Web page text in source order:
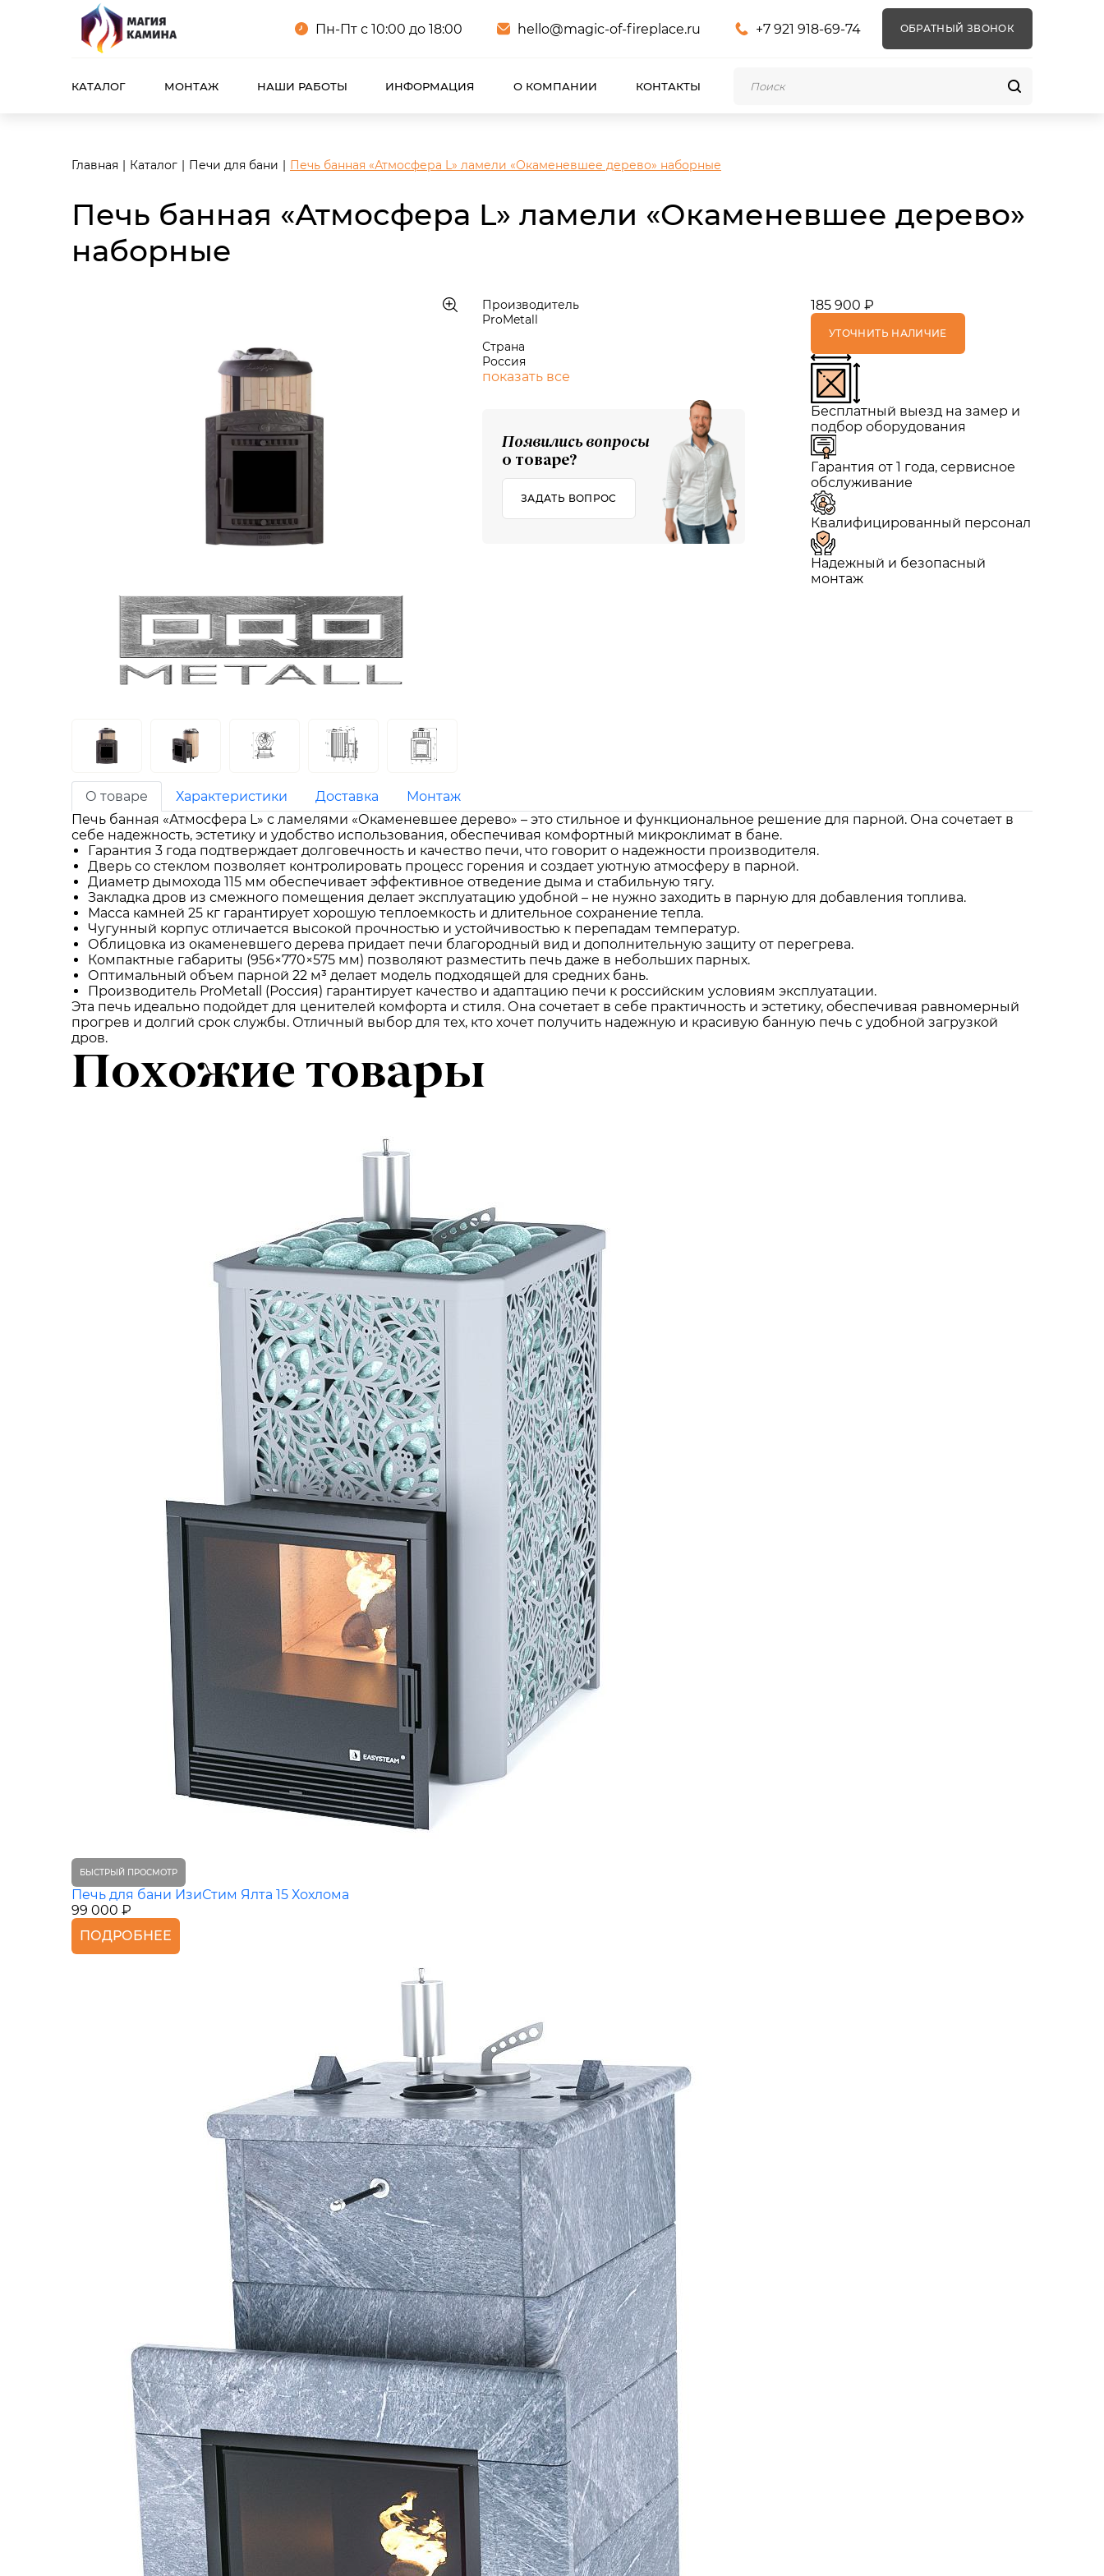
<meta name="robots" content="noindex, follow"/>
Пн-Пт с 10:00 до 18:00
hello@magic-of-fireplace.ru +7 921 918-69-74 ОБРАТНЫЙ ЗВОНОК
КАТАЛОГ МОНТАЖ НАШИ РАБОТЫ ИНФОРМАЦИЯ О КОМПАНИИ КОНТАКТЫ
Главная Каталог Печи для бани Печь банная «Атмосфера L» ламели «Окаменевшее дерево» наборные
Печь банная «Атмосфера L» ламели «Окаменевшее дерево»
наборные
Производитель
ProMetall
Страна
Россия
показать все
Появились вопросы
о товаре?
ЗАДАТЬ ВОПРОС
185 900 ₽
УТОЧНИТЬ НАЛИЧИЕ
Бесплатный выезд на замер и
подбор оборудования
Гарантия от 1 года, сервисное
обслуживание
Квалифицированный персонал
Надежный и безопасный
монтаж
О товаре Характеристики Доставка
Монтаж
Печь банная «Атмосфера L» с ламелями «Окаменевшее дерево» – это стильное и функциональное решение для парной. Она сочетает в
себе надежность, эстетику и удобство использования, обеспечивая комфортный микроклимат в бане.
Гарантия 3 года подтверждает долговечность и качество печи, что говорит о надежности производителя.
Дверь со стеклом позволяет контролировать процесс горения и создает уютную атмосферу в парной.
Диаметр дымохода 115 мм обеспечивает эффективное отведение дыма и стабильную тягу.
Закладка дров из смежного помещения делает эксплуатацию удобной – не нужно заходить в парную для добавления топлива.
Масса камней 25 кг гарантирует хорошую теплоемкость и длительное сохранение тепла.
Чугунный корпус отличается высокой прочностью и устойчивостью к перепадам температур.
Облицовка из окаменевшего дерева придает печи благородный вид и дополнительную защиту от перегрева.
Компактные габариты (956×770×575 мм) позволяют разместить печь даже в небольших парных.
Оптимальный объем парной 22 м³ делает модель подходящей для средних бань.
Производитель ProMetall (Россия) гарантирует качество и адаптацию печи к российским условиям эксплуатации.
Эта печь идеально подойдет для ценителей комфорта и стиля. Она сочетает в себе практичность и эстетику, обеспечивая равномерный
прогрев и долгий срок службы. Отличный выбор для тех, кто хочет получить надежную и красивую банную печь с удобной загрузкой
дров.
Похожие товары
БЫСТРЫЙ ПРОСМОТР
Печь для бани ИзиСтим Ялта 15 Хохлома
99 000 ₽
ПОДРОБНЕЕ